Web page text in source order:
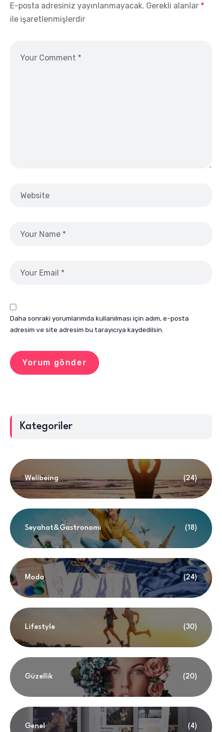
E-posta adresiniz yayınlanmayacak. Gerekli alanlar *
ile işaretlenmişlerdir
Daha sonraki yorumlarımda kullanılması için adım, e-posta
adresim ve site adresim bu tarayıcıya kaydedilsin.
Kategoriler
Wellbeing (24)
Seyahat&Gastronomi (18)
Moda (24)
Lifestyle (30)
Güzellik (20)
Genel (4)